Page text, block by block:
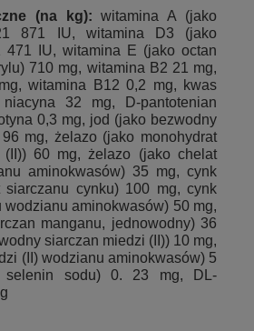
(na kg): witamina A (jako
871 IU, witamina D3 (jako
471 IU, witamina E (jako octan
710 mg, witamina B2 21 mg,
witamina B12 0,2 mg, kwas
32 mg, D-pantotenian
0,3 mg, jod (jako bezwodny
mg, żelazo (jako monohydrat
(II)) 60 mg, żelazo (jako chelat
aminokwasów) 35 mg, cynk
siarczanu cynku) 100 mg, cynk
wodzianu aminokwasów) 50 mg,
manganu, jednowodny) 36
siarczan miedzi (II)) 10 mg,
(II) wodzianu aminokwasów) 5
selenin sodu) 0. 23 mg,
DL-